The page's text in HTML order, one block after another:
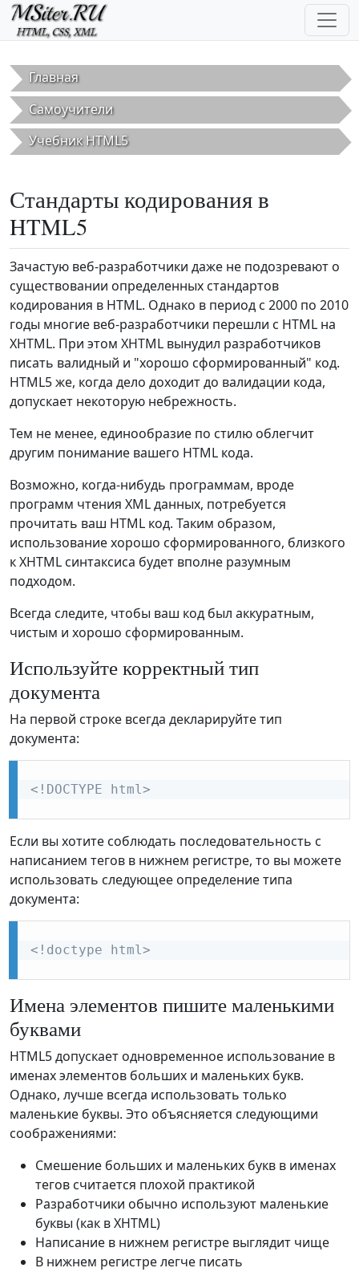
Перейти к основному содержанию
Главная
Самоучители
Учебник HTML5
Стандарты кодирования в
HTML5
Зачастую веб-разработчики даже не подозревают о
существовании определенных стандартов
кодирования в HTML. Однако в период с 2000 по 2010
годы многие веб-разработчики перешли с HTML на
XHTML. При этом XHTML вынудил разработчиков
писать валидный и "хорошо сформированный" код.
HTML5 же, когда дело доходит до валидации кода,
допускает некоторую небрежность.
Тем не менее, единообразие по стилю облегчит
другим понимание вашего HTML кода.
Возможно, когда-нибудь программам, вроде
программ чтения XML данных, потребуется
прочитать ваш HTML код. Таким образом,
использование хорошо сформированного, близкого
к XHTML синтаксиса будет вполне разумным
подходом.
Всегда следите, чтобы ваш код был аккуратным,
чистым и хорошо сформированным.
Используйте корректный тип
документа
На первой строке всегда декларируйте тип
документа:
<!DOCTYPE html>
Если вы хотите соблюдать последовательность с
написанием тегов в нижнем регистре, то вы можете
использовать следующее определение типа
документа:
<!doctype html>
Имена элементов пишите маленькими
буквами
HTML5 допускает одновременное использование в
именах элементов больших и маленьких букв.
Однако, лучше всегда использовать только
маленькие буквы. Это объясняется следующими
соображениями:
Смешение больших и маленьких букв в именах
тегов считается плохой практикой
Разработчики обычно используют маленькие
буквы (как в XHTML)
Написание в нижнем регистре выглядит чище
В нижнем регистре легче писать